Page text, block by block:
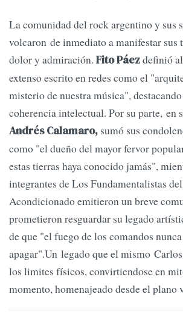
La comunidad del rock argentino y sus
volcaron de inmediato a manifestar sus
dolor y admiración. Fito Páezdefinió
extenso escrito en redes como el
misterio de nuestra música",
coherencia intelectual. Por su parte, en
Andrés Calamaro, sumó sus
como "el dueño del mayor fervor
estas tierras haya conocido jamás",
integrantes de Los Fundamentalistas
Acondicionado emitieron un breve
prometieron resguardar su legado
de que "el fuego de los comandos
apagar".Un legado que el mismo
los limites físicos, convirtiendose en
momento, homenajeado desde el plano